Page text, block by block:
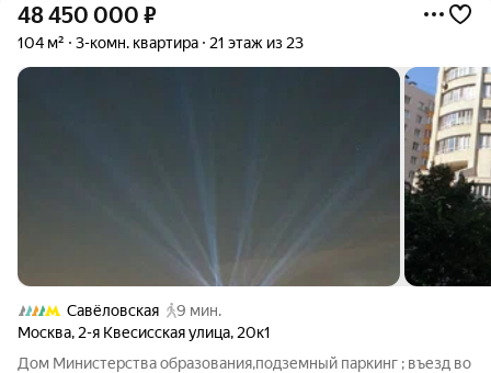
48 450 000 ₽
104 м² 3-комн. квартира 21 этаж из 23
Савёловская
9 мин.
Москва, 2-я Квесисская улица, 20к1
Дом Министерства образования,подземный паркинг ; въезд во